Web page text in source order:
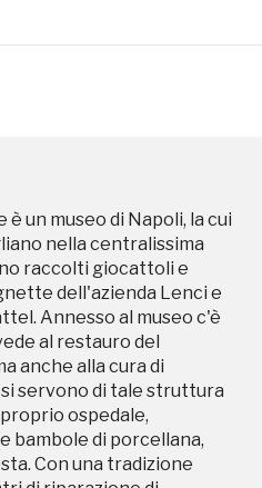
è un museo di Napoli, la cui
nella centralissima
raccolti giocattoli e
dell'azienda Lenci e
Annesso al museo c'è
al restauro del
anche alla cura di
servono di tale struttura
ospedale,
bambole di porcellana,
Con una tradizione
al restauro del
ospedale,
di porcellana,
dei teatri di
napoletani[6], fondò nel
per la costruzione delle
ed il restauro
spettacoli teatrali.
anche su giocattoli,
di Napoli, burattini e
alla riparazione di una
del Grassi come
un punto di
per la riparazione delle
non esisteva ancora il